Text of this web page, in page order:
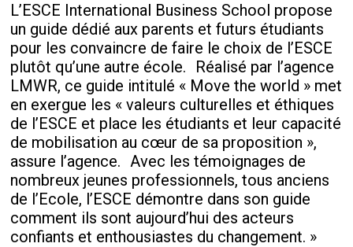
L’ESCE International Business School propose
un guide dédié aux parents et futurs étudiants
pour les convaincre de faire le choix de l’ESCE
plutôt qu’une autre école. Réalisé par l’agence
LMWR, ce guide intitulé « Move the world » met
en exergue les « valeurs culturelles et éthiques
de l’ESCE et place les étudiants et leur capacité
de mobilisation au cœur de sa proposition »,
assure l’agence. Avec les témoignages de
nombreux jeunes professionnels, tous anciens
de l’Ecole, l’ESCE démontre dans son guide
comment ils sont aujourd’hui des acteurs
confiants et enthousiastes du changement. »